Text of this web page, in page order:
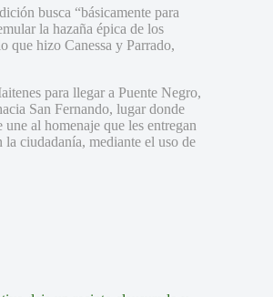
busca “básicamente para
la hazaña épica de los
que hizo Canessa y Parrado,
para llegar a Puente Negro,
San Fernando, lugar donde
al homenaje que les entregan
ciudadanía, mediante el uso de